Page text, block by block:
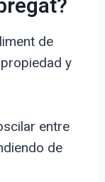
de
y
entre
de